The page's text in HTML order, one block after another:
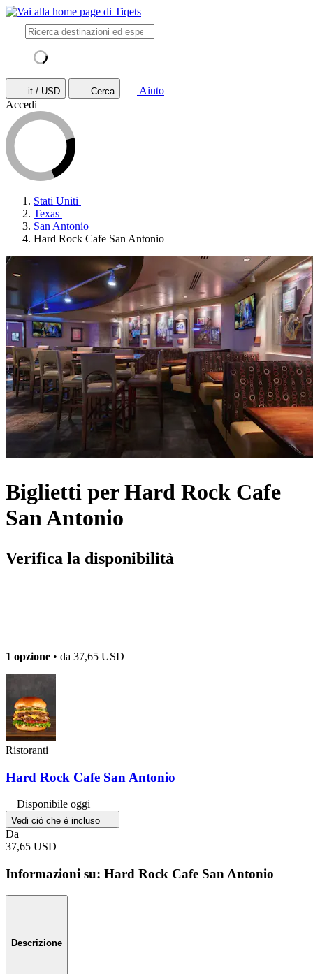
it / USD Cerca
Aiuto
Accedi
Stati Uniti
Texas
San Antonio
Hard Rock Cafe San Antonio
Biglietti per Hard Rock Cafe
San Antonio
Verifica la disponibilità
1 opzione • da 37,65 USD
Ristoranti
Hard Rock Cafe San Antonio
Disponibile oggi
Vedi ciò che è incluso
Da
37,65 USD
Informazioni su: Hard Rock Cafe San Antonio
Descrizione